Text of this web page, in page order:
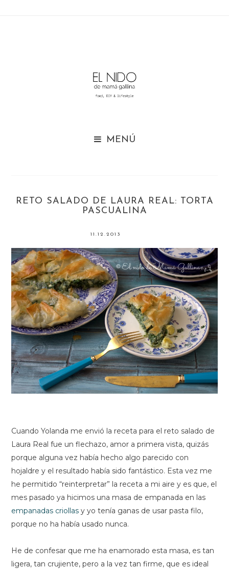

RETO SALADO DE LAURA REAL: TORTA
PASCUALINA
11.12.2013
Cuando Yolanda me envió la receta para el reto salado de
Laura Real fue un flechazo, amor a primera vista, quizás
porque alguna vez había hecho algo parecido con
hojaldre y el resultado había sido fantástico. Esta vez me
he permitido “reinterpretar” la receta a mi aire y es que, el
mes pasado ya hicimos una masa de empanada en las
empanadas criollas y yo tenía ganas de usar pasta filo,
porque no ha había usado nunca.
He de confesar que me ha enamorado esta masa, es tan
ligera, tan crujiente, pero a la vez tan firme, que es ideal